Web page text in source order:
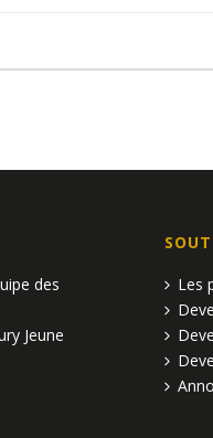
des
Jeune
Les